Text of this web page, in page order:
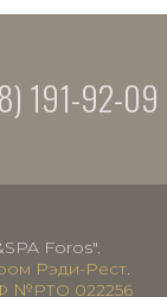
191-92-09
Foros".
Рэди-Рест.
№РТО 022256